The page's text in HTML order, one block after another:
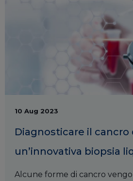
10 Aug 2023
Diagnosticare il cancro
un’innovativa biopsia
Alcune forme di cancro